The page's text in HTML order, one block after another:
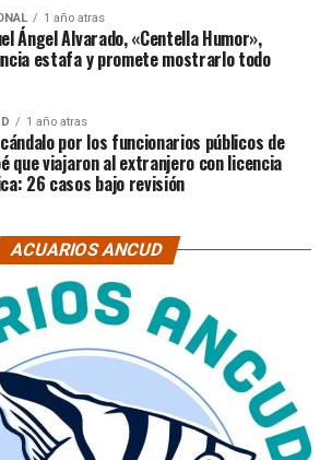
1 año atras
Ángel Alvarado, «Centella Humor»,
estafa y promete mostrarlo todo
1 año atras
por los funcionarios públicos de
que viajaron al extranjero con licencia
26 casos bajo revisión
ACUARIOS ANCUD